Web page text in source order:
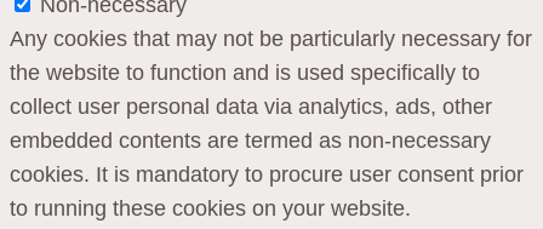
Non-necessary
Any cookies that may not be particularly necessary for
the website to function and is used specifically to
collect user personal data via analytics, ads, other
embedded contents are termed as non-necessary
cookies. It is mandatory to procure user consent prior
to running these cookies on your website.